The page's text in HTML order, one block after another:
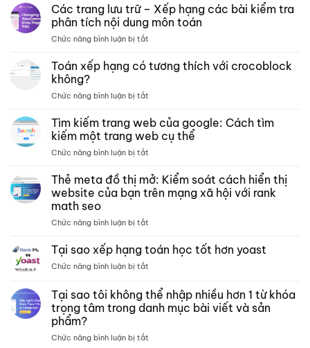
Các trang lưu trữ – Xếp hạng các bài kiểm tra
phân tích nội dung môn toán
Chức năng bình luận bị tắt
trang
các
bài
tích
nội
Toán xếp hạng có tương thích với crocoblock
không?
Chức năng bình luận bị tắt
xếp
hạng
có
với
crocoblock
Tìm kiếm trang web của google: Cách tìm
kiếm một trang web cụ thể
Chức năng bình luận bị tắt
kiếm
trang
web
tìm
web
cụ
Thẻ meta đồ thị mở: Kiểm soát cách hiển thị
website của bạn trên mạng xã hội với rank
math seo
Chức năng bình luận bị tắt
meta
Kiểm
soát
Tại sao xếp hạng toán học tốt hơn yoast
Chức năng bình luận bị tắt
sao
xếp
hạng
Tại sao tôi không thể nhập nhiều hơn 1 từ khóa
trọng tâm trong danh mục bài viết và sản
phẩm?
Chức năng bình luận bị tắt